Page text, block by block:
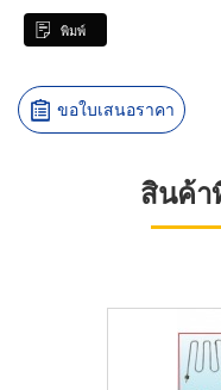
พิมพ์
ขอใบเสนอราคา
สินค้